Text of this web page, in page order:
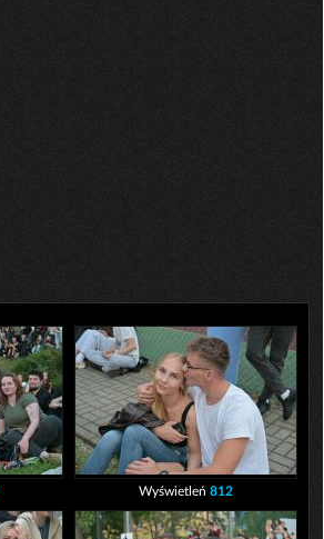
Wyświetleń 812